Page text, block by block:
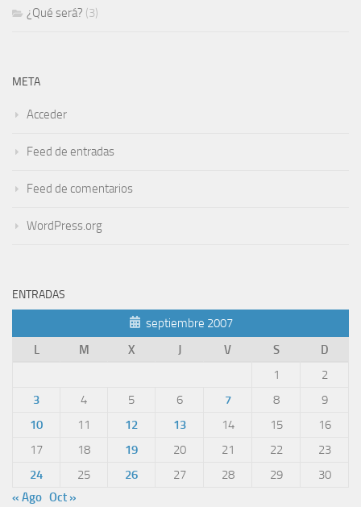
¿Qué será? (3)
META
Acceder
Feed de entradas
Feed de comentarios
WordPress.org
ENTRADAS
septiembre 2007
L
M X J V S
D
1
2
3
4 5 6 7 8
9
10
11 12 13 14 15
16
17
18 19 20 21 22
23
24
25 26 27 28 29
30
« Ago Oct »